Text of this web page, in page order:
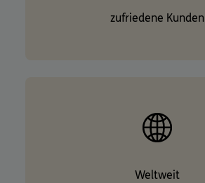
zufriedene Kunden
Weltweit